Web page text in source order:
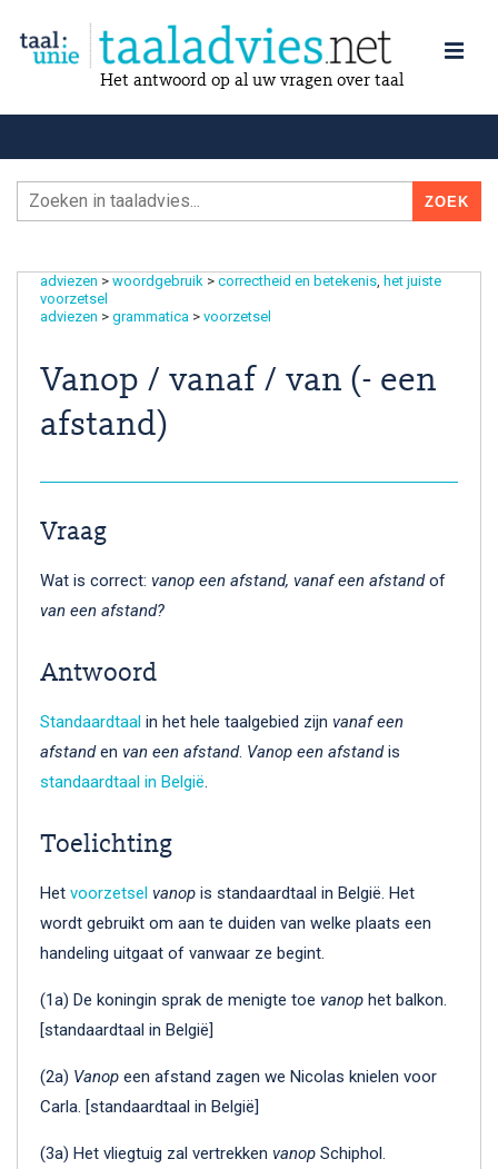
Het antwoord op al uw vragen over taal
adviezen > woordgebruik > correctheid en betekenis het juiste
voorzetsel
adviezen > grammatica > voorzetsel
Vanop / vanaf / van (- een
afstand)
Vraag
Wat is correct: vanop een afstand, vanaf een afstandof
van een afstand?
Antwoord
Standaardtaal in het hele taalgebied zijn vanaf een
afstanden van een afstand. Vanop een afstandis
standaardtaal in België.
Toelichting
Het voorzetsel vanop is standaardtaal in België. Het
wordt gebruikt om aan te duiden van welke plaats een
handeling uitgaat of vanwaar ze begint.
(1a) De koningin sprak de menigte toe vanop het balkon.
[standaardtaal in België]
(2a) Vanop een afstand zagen we Nicolas knielen voor
Carla. [standaardtaal in België]
(3a) Het vliegtuig zal vertrekken vanop Schiphol.